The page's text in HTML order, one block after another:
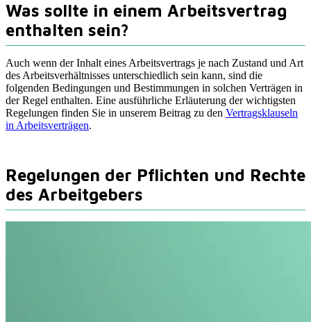
Was sollte in einem Arbeitsvertrag
enthalten sein?
Auch wenn der Inhalt eines Arbeitsvertrags je nach Zustand und Art
des Arbeitsverhältnisses unterschiedlich sein kann, sind die
folgenden Bedingungen und Bestimmungen in solchen Verträgen in
der Regel enthalten. Eine ausführliche Erläuterung der wichtigsten
Regelungen finden Sie in unserem Beitrag zu den Vertragsklauseln
in Arbeitsverträgen.
Regelungen der Pflichten und Rechte
des Arbeitgebers